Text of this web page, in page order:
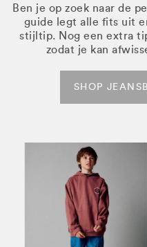
Ben je op zoek naar de
guide legt alle fits uit
stijltip. Nog een extra
zodat je kan
SHOP